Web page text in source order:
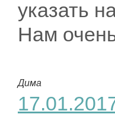
указать
Нам
Дима